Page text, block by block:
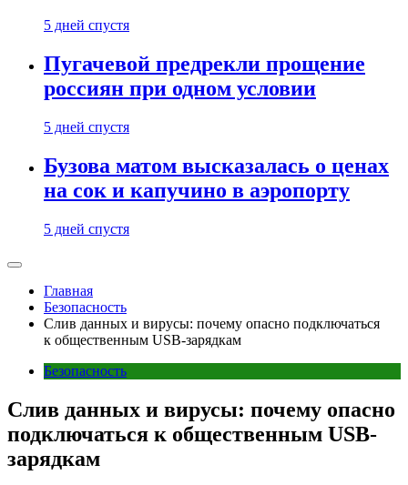
5 дней спустя
Пугачевой предрекли прощение
россиян при одном условии
5 дней спустя
Бузова матом высказалась о ценах
на сок и капучино в аэропорту
5 дней спустя
Главная
Безопасность
Слив данных и вирусы: почему опасно подключаться
к общественным USB-зарядкам
Безопасность
Слив данных и вирусы: почему опасно
подключаться к общественным USB-
зарядкам